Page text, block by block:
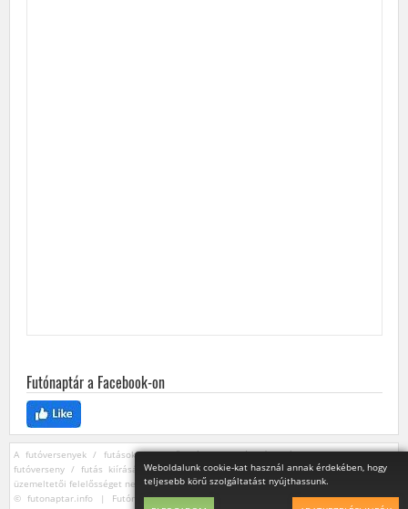
Futónaptár a Facebook-on
A futóversenyek / futások szervezői bármikor módosíthatják vagy törölhetik egy
futóverseny / futás kiírását. Az ebből származó esetleges károkért a futónaptár
üzemeltetői felelősséget nem vállalnak.
© futonaptar.info | Futónaptár, futóversenyek - 2023 | Terepfutás, ultra futás,
Weboldalunk cookie-kat használ annak érdekében, hogy
teljesebb körű szolgáltatást nyújthassunk.